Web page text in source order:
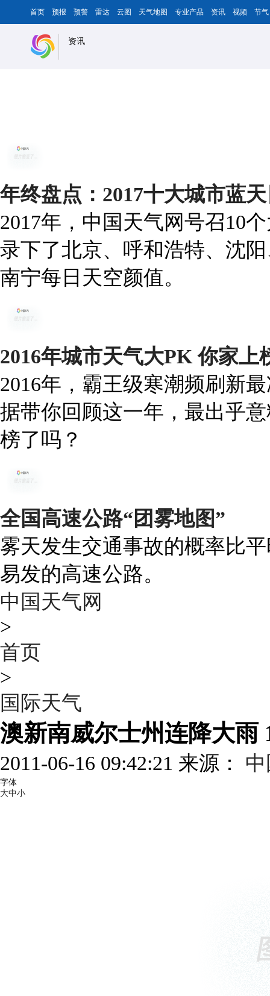
首页 预报 预警 雷达 云图 天气地图 专业产品 资讯 视频 节气
资讯
年终盘点：2017十大城市蓝
2017年，中国天气网号召10
录下了北京、呼和浩特、沈
南宁每日天空颜值。
2016年城市天气大PK 你家上
2016年，霸王级寒潮频刷新
据带你回顾这一年，最出乎
榜了吗？
全国高速公路“团雾地图”
雾天发生交通事故的概率比
易发的高速公路。
中国天气网
>
首页
>
国际天气
澳新南威尔士州连降大雨
2011-06-16 09:42:21 来源：
字体
大中小